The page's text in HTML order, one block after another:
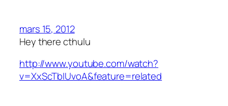
mars 15, 2012
Hey there cthulu
http://www.youtube.com/watch?
v=XxScTbIUvoA&feature=related